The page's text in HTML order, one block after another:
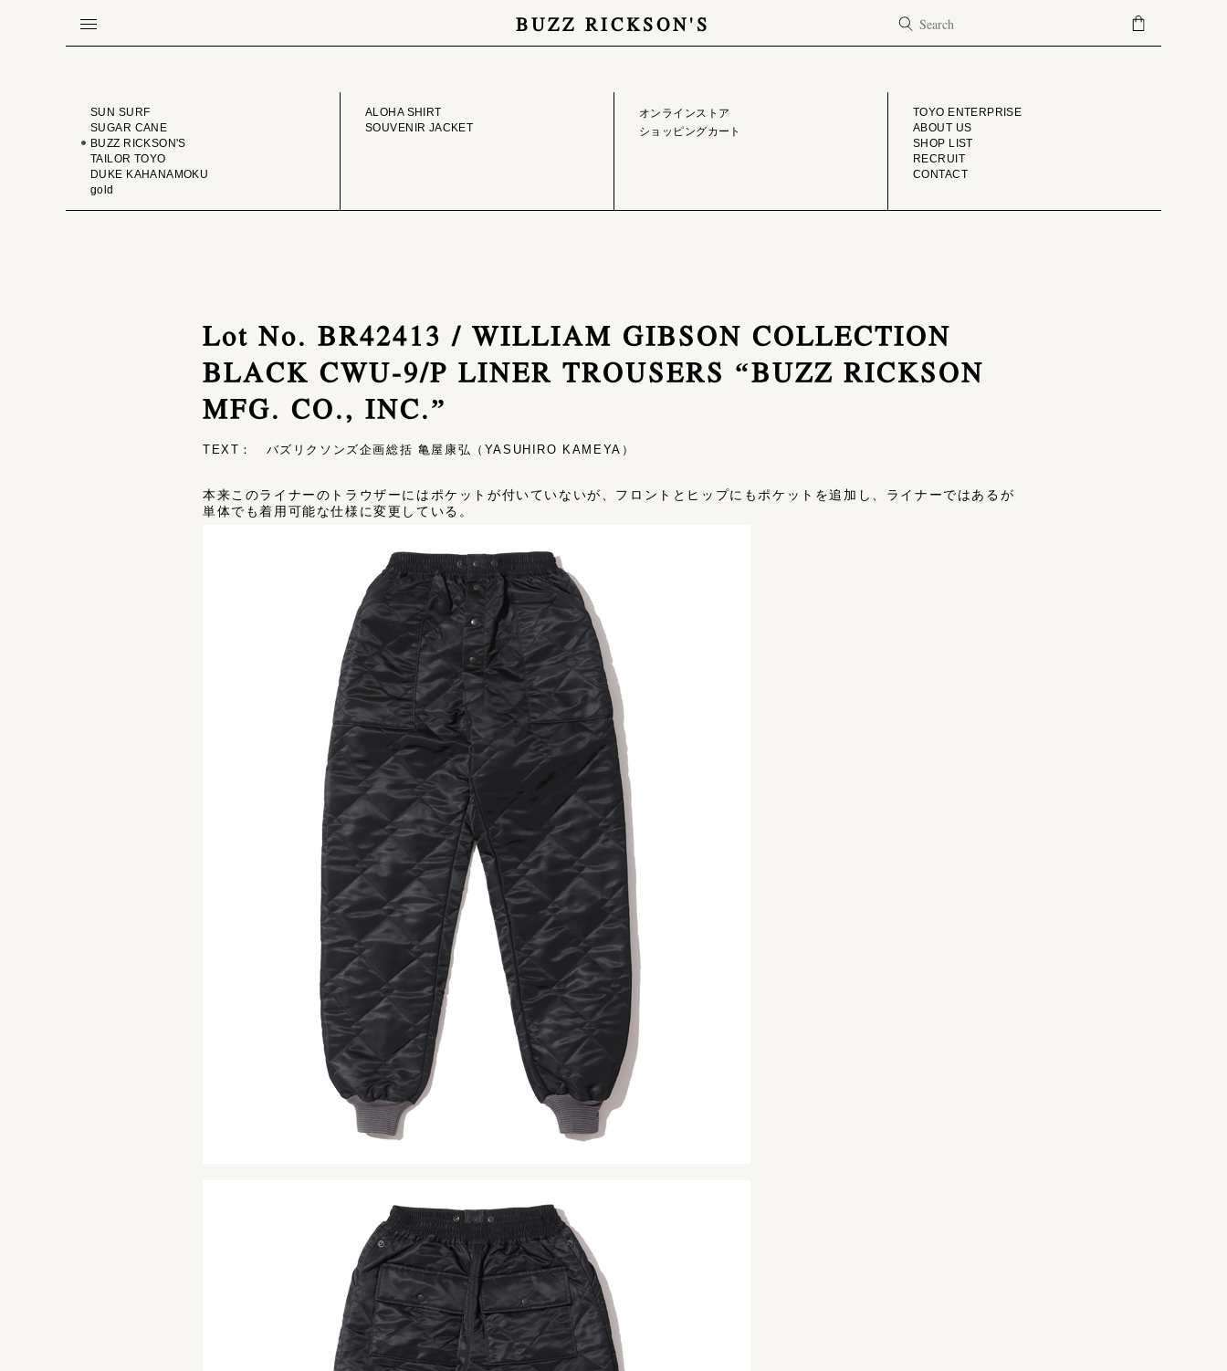
BUZZ RICKSON'S
BRAND ONLINE STORE COMPANY
SUN SURF
SUGAR CANE
BUZZ RICKSON'S
TAILOR TOYO
DUKE KAHANAMOKU
gold
ALOHA SHIRT
SOUVENIR JACKET
オンラインストア
ショッピングカート
TOYO ENTERPRISE
ABOUT US
SHOP LIST
RECRUIT
CONTACT
Lot No. BR42413 / WILLIAM GIBSON COLLECTION
BLACK CWU-9/P LINER TROUSERS “BUZZ RICKSON
MFG. CO., INC.”
TEXT： バズリクソンズ企画総括 亀屋康弘（YASUHIRO KAMEYA）
本来このライナーのトラウザーにはポケットが付いていないが、フロントとヒップにもポケットを追加し、ライナーではあるが
単体でも着用可能な仕様に変更している。